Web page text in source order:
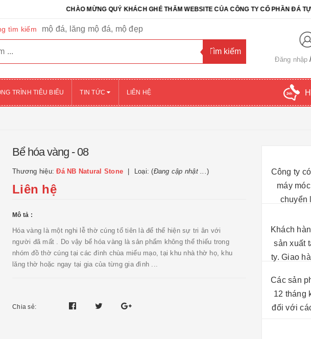
CHÀO MỪNG QUÝ KHÁCH GHÉ THĂM WEBSITE CỦA CÔNG TY CỔ PHẦN ĐÁ TỰ
tìm kiếm mộ đá, lăng mộ đá, mộ đẹp
Đăng nhập
TRÌNH TIÊU BIỂU TIN TỨC LIÊN HỆ
Bể hóa vàng - 08
Thương hiệu:Đá NB Natural Stone Loại: (Đang cập nhật ...)
Liên hệ
Mô tả :
Hóa vàng là một nghi lễ thờ cúng tổ tiên là để thể hiện sự tri ân với
người đã mất . Do vậy bể hóa vàng là sản phẩm không thể thiếu trong
nhóm đồ thờ cúng tại các đình chùa miếu mạo, tại khu nhà thờ họ, khu
lăng thờ hoặc ngay tại gia của từng gia đình ...
Chia sẻ:
Công ty
máy
chuyển
Khách
sản xuất
ty. Giao
Các sản
12 tháng
đối với